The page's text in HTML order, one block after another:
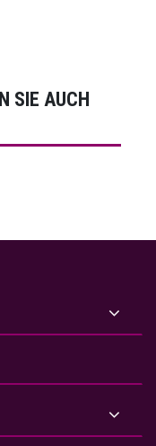
SIE AUCH